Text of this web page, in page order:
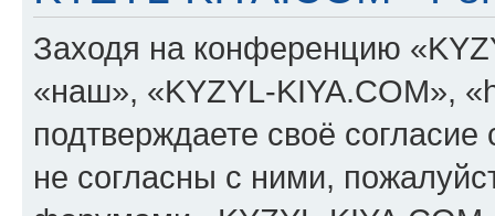
Заходя на конференцию
«наш», «KYZYL-KIYA.COM»,
подтверждаете своё
не согласны с ними,